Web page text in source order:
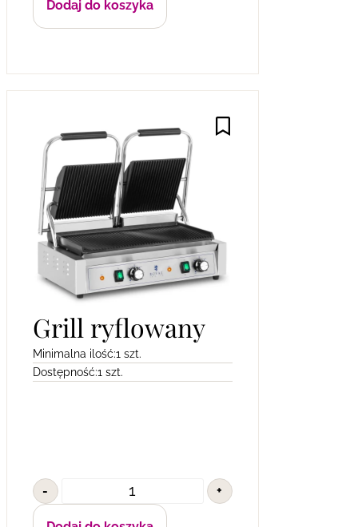
Dodaj do koszyka
Grill ryflowany
Minimalna ilość:1 szt.
Dostępność:1 szt.
- +